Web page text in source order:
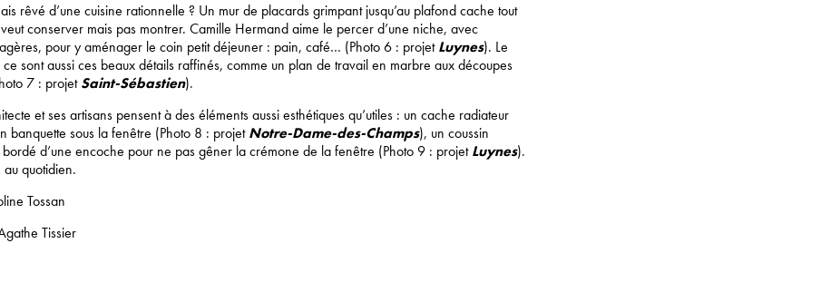
rêvé d’une cuisine rationnelle ? Un mur de placards grimpant jusqu’au plafond cache tout
conserver mais pas montrer. Camille Hermand aime le percer d’une niche, avec
pour y aménager le coin petit déjeuner : pain, café… (Photo 6 : projetLuynes). Le
ce sont aussi ces beaux détails raffinés, comme un plan de travail en marbre aux découpes
7 : projetSaint-Sébastien).
et ses artisans pensent à des éléments aussi esthétiques qu’utiles : un cache radiateur
banquette sous la fenêtre (Photo 8 : projetNotre-Dame-des-Champs), un coussin
d’une encoche pour ne pas gêner la crémone de la fenêtre (Photo 9 : projetLuynes).
au quotidien.
Tossan
Tissier